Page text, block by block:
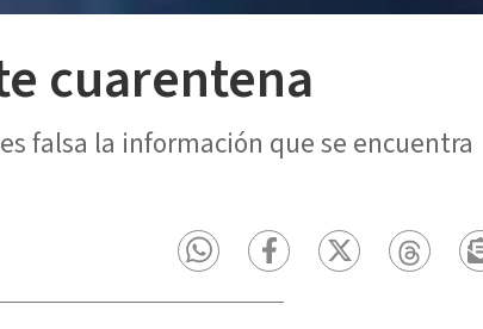
cuarentena
falsa la información que se encuentra